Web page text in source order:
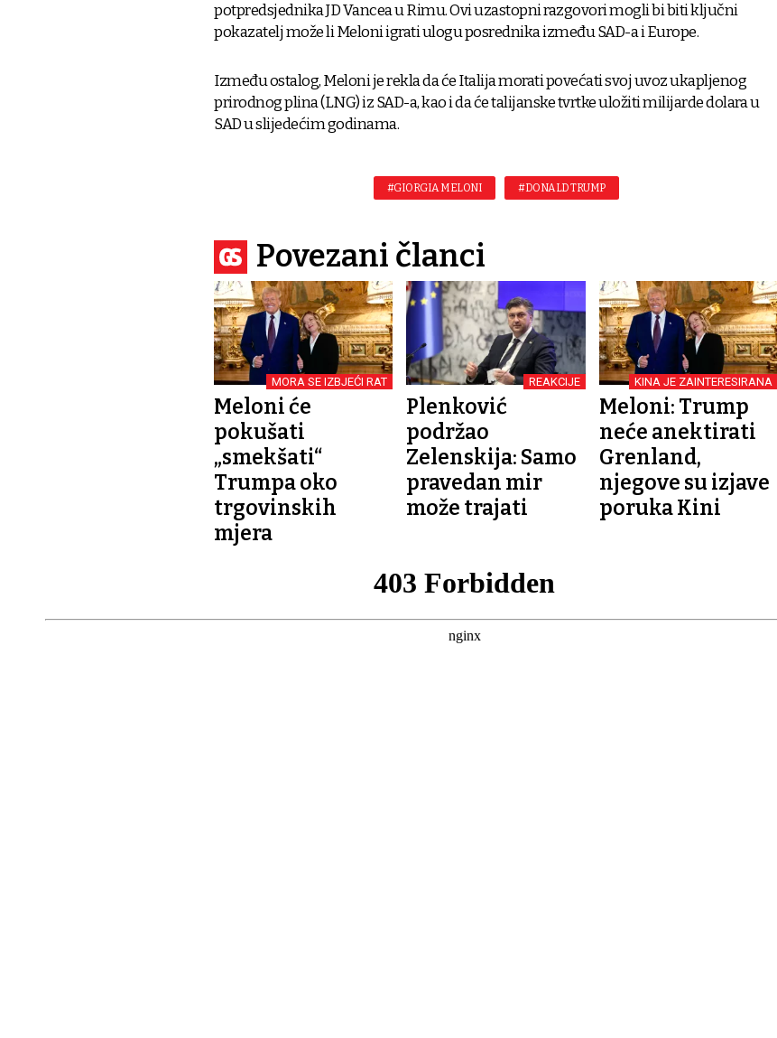
potpredsjednika JD Vancea u Rimu. Ovi uzastopni razgovori mogli bi biti ključni
pokazatelj može li Meloni igrati ulogu posrednika između SAD-a i Europe.
Između ostalog, Meloni je rekla da će Italija morati povećati svoj uvoz ukapljenog
prirodnog plina (LNG) iz SAD-a, kao i da će talijanske tvrtke uložiti milijarde dolara u
SAD u slijedećim godinama.
#GIORGIA MELONI #DONALD TRUMP
Povezani članci
MORA SE IZBJEĆI RAT
Meloni će
pokušati
„smekšati“
Trumpa oko
trgovinskih
mjera
REAKCIJE
Plenković
podržao
Zelenskija: Samo
pravedan mir
može trajati
KINA JE ZAINTERESIRANA
Meloni: Trump
neće anektirati
Grenland,
njegove su izjave
poruka Kini